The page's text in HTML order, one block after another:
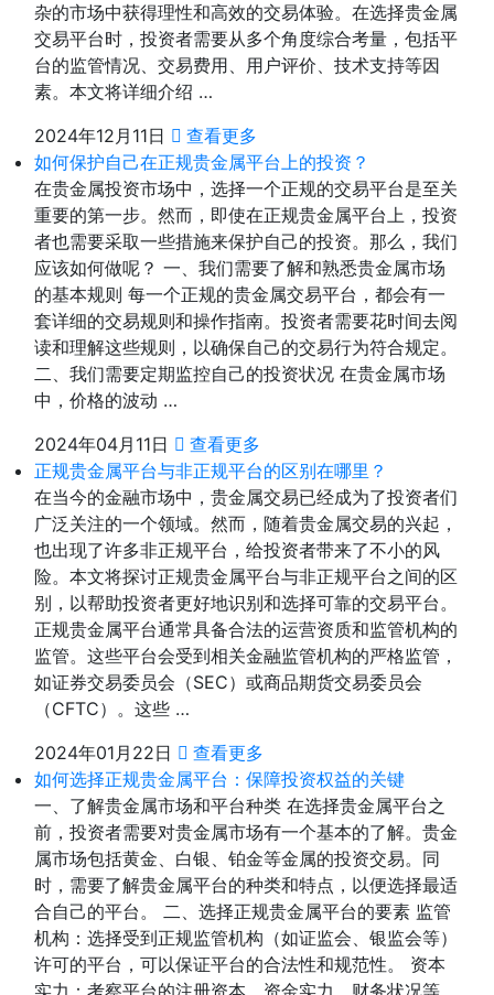
杂的市场中获得理性和高效的交易体验。在选择贵金属
交易平台时，投资者需要从多个角度综合考量，包括平
台的监管情况、交易费用、用户评价、技术支持等因
素。本文将详细介绍 …
2024年12月11日
查看更多
如何保护自己在正规贵金属平台上的投资？
在贵金属投资市场中，选择一个正规的交易平台是至关
重要的第一步。然而，即使在正规贵金属平台上，投资
者也需要采取一些措施来保护自己的投资。那么，我们
应该如何做呢？ 一、我们需要了解和熟悉贵金属市场
的基本规则 每一个正规的贵金属交易平台，都会有一
套详细的交易规则和操作指南。投资者需要花时间去阅
读和理解这些规则，以确保自己的交易行为符合规定。
二、我们需要定期监控自己的投资状况 在贵金属市场
中，价格的波动 …
2024年04月11日
查看更多
正规贵金属平台与非正规平台的区别在哪里？
在当今的金融市场中，贵金属交易已经成为了投资者们
广泛关注的一个领域。然而，随着贵金属交易的兴起，
也出现了许多非正规平台，给投资者带来了不小的风
险。本文将探讨正规贵金属平台与非正规平台之间的区
别，以帮助投资者更好地识别和选择可靠的交易平台。
正规贵金属平台通常具备合法的运营资质和监管机构的
监管。这些平台会受到相关金融监管机构的严格监管，
如证券交易委员会（SEC）或商品期货交易委员会
（CFTC）。这些 …
2024年01月22日
查看更多
如何选择正规贵金属平台：保障投资权益的关键
一、了解贵金属市场和平台种类 在选择贵金属平台之
前，投资者需要对贵金属市场有一个基本的了解。贵金
属市场包括黄金、白银、铂金等金属的投资交易。同
时，需要了解贵金属平台的种类和特点，以便选择最适
合自己的平台。 二、选择正规贵金属平台的要素 监管
机构：选择受到正规监管机构（如证监会、银监会等）
许可的平台，可以保证平台的合法性和规范性。 资本
实力：考察平台的注册资本、资金实力、财务状况等，